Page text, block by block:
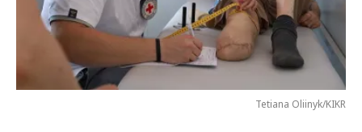
Tetiana Oliinyk/KIKR